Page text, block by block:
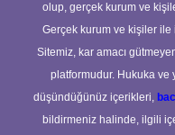
olup, gerçek kurum ve
Gerçek kurum ve kişiler
Sitemiz, kar amacı
platformudur. Hukuka ve
düşündüğünüz içerikleri,
bildirmeniz halinde, ilgili